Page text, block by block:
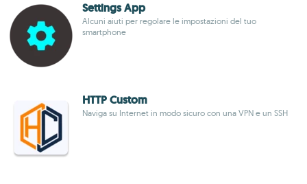
Settings App
Alcuni aiuti per regolare le impostazioni del tuo
smartphone
HTTP Custom
Naviga su Internet in modo sicuro con una VPN e un SSH